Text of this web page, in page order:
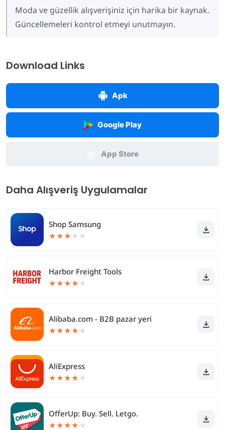
Moda ve güzellik alışverişiniz için harika bir kaynak.
Güncellemeleri kontrol etmeyi unutmayın.
Download Links
Apk
Google Play
App Store
Daha Alışveriş Uygulamalar
Shop Samsung
★★★ ★ ★
Harbor Freight Tools
★★★★ ★
Alibaba.com - B2B pazar yeri
★★★★ ★
AliExpress
★★★★ ★
OfferUp: Buy. Sell. Letgo.
★★★★ ★